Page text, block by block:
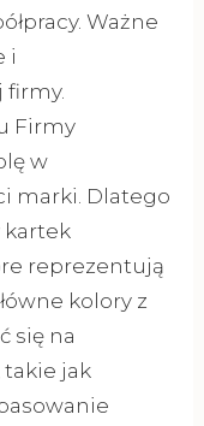
Ważne
i
firmy.
Firmy
w
marki. Dlatego
kartek
reprezentują
kolory z
się na
takie jak